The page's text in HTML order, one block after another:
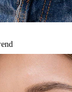
labreta s řetízkem
závit